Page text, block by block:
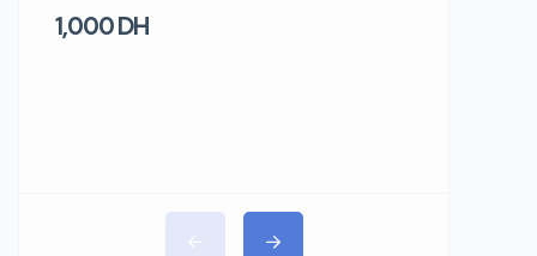
1,000 DH